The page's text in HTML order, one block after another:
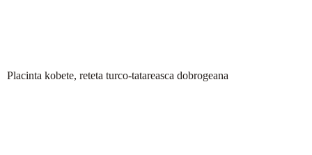
Placinta kobete, reteta turco-tatareasca dobrogeana